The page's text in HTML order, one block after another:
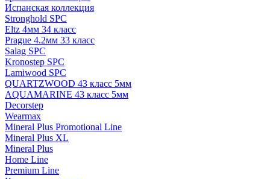
Испанская коллекция
Stronghold SPC
Eltz 4мм 34 класс
Prague 4.2мм 33 класс
Salag SPC
Kronostep SPC
Lamiwood SPC
QUARTZWOOD 43 класс 5мм
AQUAMARINE 43 класс 5мм
Decorstep
Wearmax
Mineral Plus Promotional Line
Mineral Plus XL
Mineral Plus
Home Line
Premium Line